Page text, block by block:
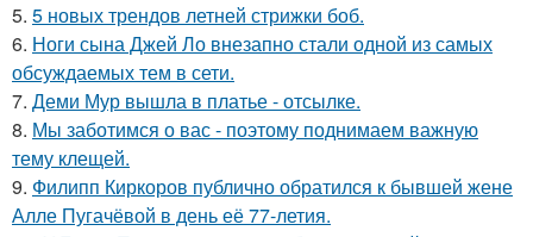
5. 5 новых трендов летней стрижки боб.
6. Ноги сына Джей Ло внезапно стали одной из самых
обсуждаемых тем в сети.
7. Деми Мур вышла в платье - отсылке.
8. Мы заботимся о вас - поэтому поднимаем важную
тему клещей.
9. Филипп Киркоров публично обратился к бывшей жене
Алле Пугачёвой в день её 77-летия.